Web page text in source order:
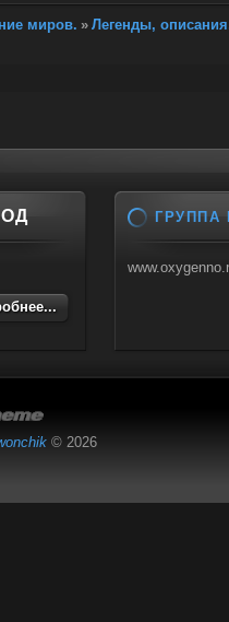
миров. » Легенды,
ГРУППА
© 2026